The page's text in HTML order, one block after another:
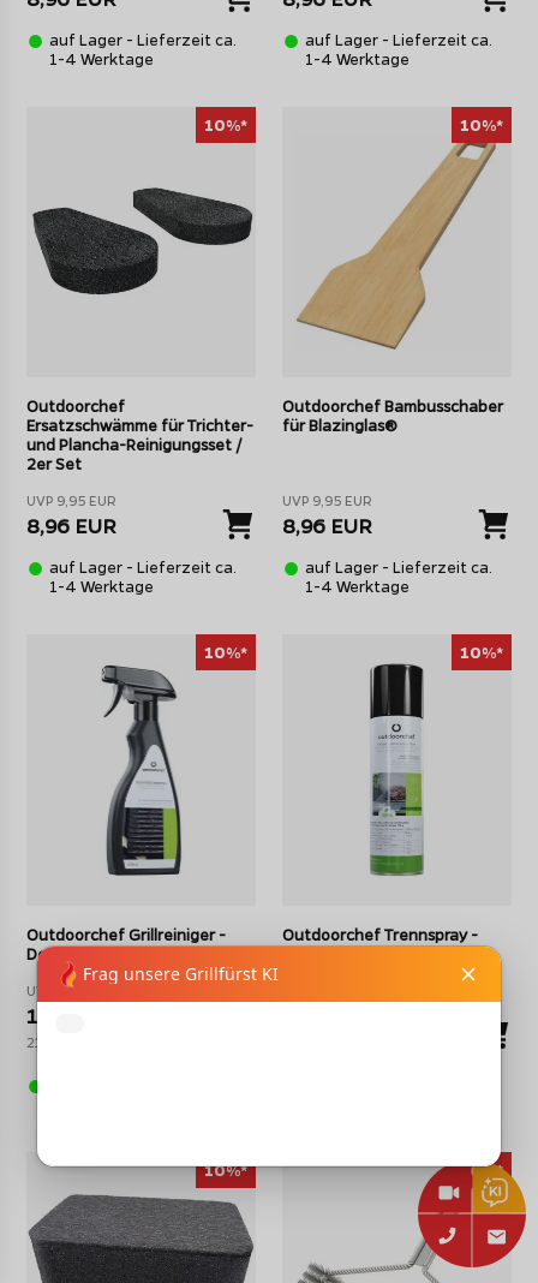
auf Lager - Lieferzeit ca.
1-4 Werktage
auf Lager - Lieferzeit ca.
1-4 Werktage
10%*
Outdoorchef
Ersatzschwämme für Trichter-
und Plancha-Reinigungsset /
2er Set
UVP 9,95 EUR
8,96 EUR
auf Lager - Lieferzeit ca.
1-4 Werktage
10%*
Outdoorchef Bambusschaber
für Blazinglas®
UVP 9,95 EUR
8,96 EUR
auf Lager - Lieferzeit ca.
1-4 Werktage
10%*
Outdoorchef Grillreiniger -
Desinfektionsreiniger - 500 ml
UVP 11,95 EUR
10,76 EUR
21,52 EUR pro Liter
10%*
Outdoorchef Trennspray -
Pflegespray 200 ml
10%* 10%*